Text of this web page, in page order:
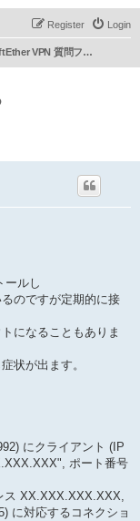
Login
Register
SoftEther VPN 質問フォーラム (日本語)
ールし
のですが定期的に接
になることもありま
状が出ます。
にクライアント (IP
ポート番号
ス XX.XXX.XXX.XXX,
に対応するコネクショ